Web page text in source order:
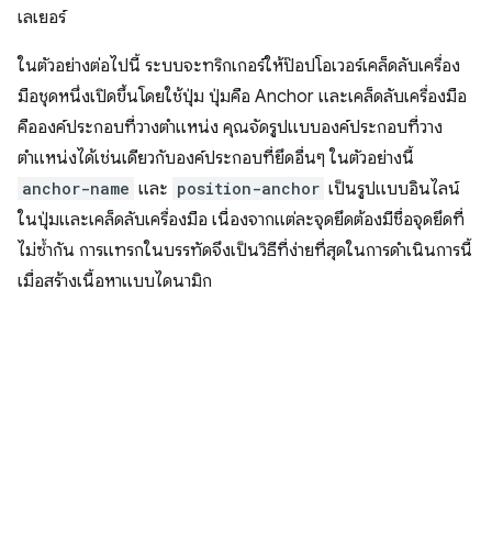
เลเยอร์
ในตัวอย่างต่อไปนี้ ระบบจะทริกเกอร์ให้ป๊อปโอเวอร์เคล็ดลับเครื่อง
มือชุดหนึ่งเปิดขึ้นโดยใช้ปุ่ม ปุ่มคือ Anchor และเคล็ดลับเครื่องมือ
คือองค์ประกอบที่วางตำแหน่ง คุณจัดรูปแบบองค์ประกอบที่วาง
ตำแหน่งได้เช่นเดียวกับองค์ประกอบที่ยึดอื่นๆ ในตัวอย่างนี้
anchor-name และ position-anchor เป็นรูปแบบอินไลน์
ในปุ่มและเคล็ดลับเครื่องมือ เนื่องจากแต่ละจุดยึดต้องมีชื่อจุดยึดที่
ไม่ซ้ำกัน การแทรกในบรรทัดจึงเป็นวิธีที่ง่ายที่สุดในการดำเนินการนี้
เมื่อสร้างเนื้อหาแบบไดนามิก